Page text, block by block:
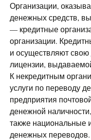
Организации,
денежных средств,
— кредитные
организации.
и осуществляют свою
лицензии,
К некредитным
услуги по переводу
предприятия
денежной
также национальные
денежных переводов.